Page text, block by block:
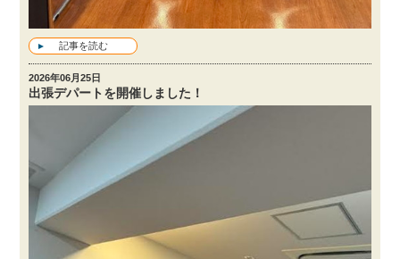
記事を読む
2026年06月25日
出張デパートを開催しました！